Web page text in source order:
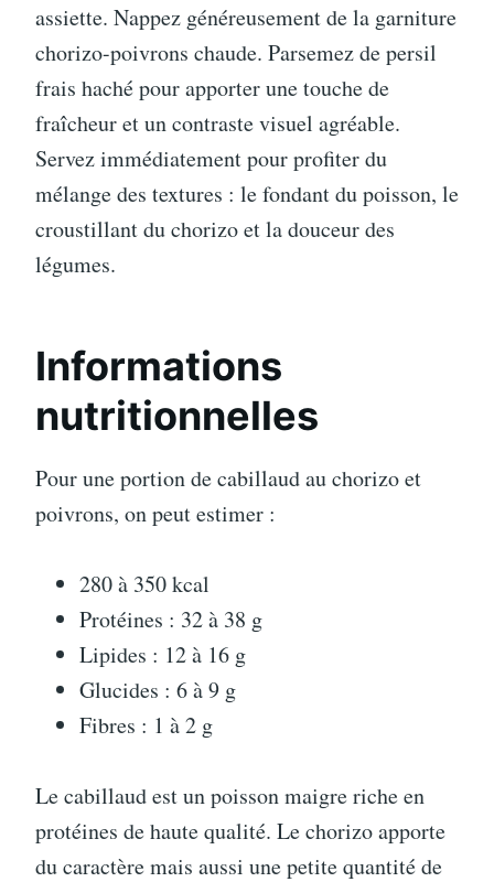
assiette. Nappez généreusement de la garniture
chorizo-poivrons chaude. Parsemez de persil
frais haché pour apporter une touche de
fraîcheur et un contraste visuel agréable.
Servez immédiatement pour profiter du
mélange des textures : le fondant du poisson, le
croustillant du chorizo et la douceur des
légumes.
Informations
nutritionnelles
Pour une portion de cabillaud au chorizo et
poivrons, on peut estimer :
280 à 350 kcal
Protéines : 32 à 38 g
Lipides : 12 à 16 g
Glucides : 6 à 9 g
Fibres : 1 à 2 g
Le cabillaud est un poisson maigre riche en
protéines de haute qualité. Le chorizo apporte
du caractère mais aussi une petite quantité de